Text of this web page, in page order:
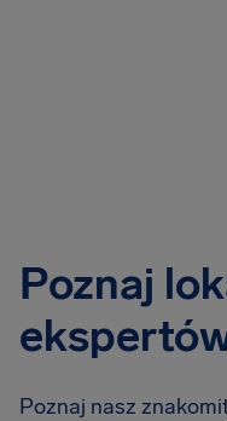
Poznaj
Poznaj nasz